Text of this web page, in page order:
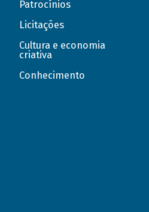
Patrocínios
Licitações
Cultura e economia
criativa
Conhecimento